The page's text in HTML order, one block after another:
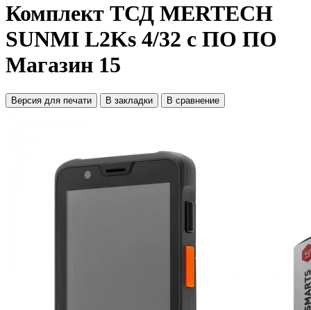
Комплект ТСД MERTECH
SUNMI L2Ks 4/32 с ПО ПО
Магазин 15
Версия для печати В закладки В сравнение